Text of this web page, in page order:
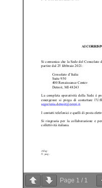
Page 1 / 1